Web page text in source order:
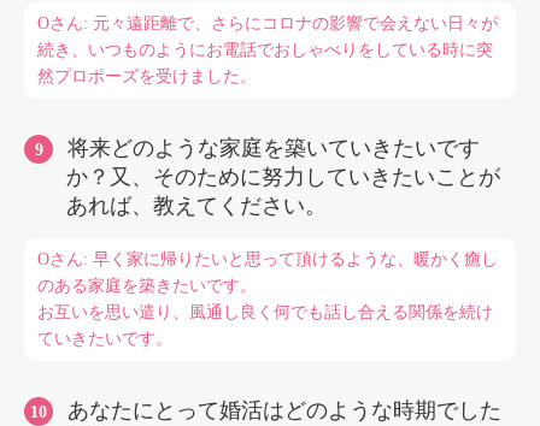
Oさん: 元々遠距離で、さらにコロナの影響で会えない日々が
続き、いつものようにお電話でおしゃべりをしている時に突
然プロポーズを受けました。
将来どのような家庭を築いていきたいです
か？又、そのために努力していきたいことが
あれば、教えてください。
Oさん: 早く家に帰りたいと思って頂けるような、暖かく癒し
のある家庭を築きたいです。
お互いを思い遣り、風通し良く何でも話し合える関係を続け
ていきたいです。
あなたにとって婚活はどのような時期でした